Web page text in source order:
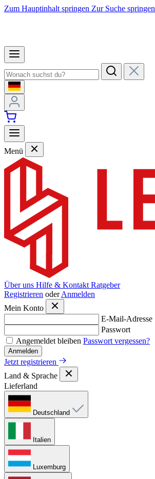
Zum Hauptinhalt springen Zur Suche springen
Menü
Über uns Hilfe & Kontakt Ratgeber
Registrieren oder Anmelden
Mein Konto
E-Mail-Adresse
Passwort
Angemeldet bleiben Passwort vergessen?
Anmelden
Jetzt registrieren
Land & Sprache
Lieferland
Deutschland
Italien
Luxemburg